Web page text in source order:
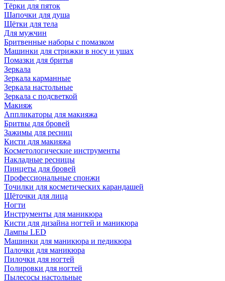
Тёрки для пяток
Шапочки для душа
Щётки для тела
Для мужчин
Бритвенные наборы с помазком
Машинки для стрижки в носу и ушах
Помазки для бритья
Зеркала
Зеркала карманные
Зеркала настольные
Зеркала с подсветкой
Макияж
Аппликаторы для макияжа
Бритвы для бровей
Зажимы для ресниц
Кисти для макияжа
Косметологические инструменты
Накладные ресницы
Пинцеты для бровей
Профессиональные спонжи
Точилки для косметических карандашей
Щёточки для лица
Ногти
Инструменты для маникюра
Кисти для дизайна ногтей и маникюра
Лампы LED
Машинки для маникюра и педикюра
Палочки для маникюра
Пилочки для ногтей
Полировки для ногтей
Пылесосы настольные